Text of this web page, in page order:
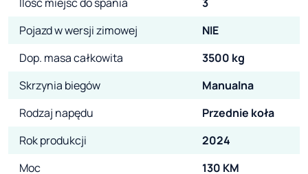
Pojazd w wersji zimowej
NIE
Dop. masa całkowita
3500 kg
Skrzynia biegów
Manualna
Rodzaj napędu
Przednie koła
Rok produkcji
2024
Moc
130 KM